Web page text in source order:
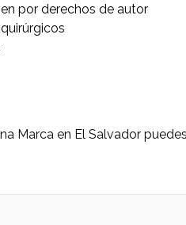
por derechos de autor
Marca en El Salvador